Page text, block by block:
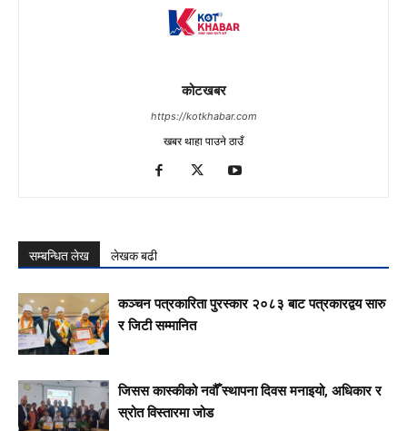
कोटखबर
https://kotkhabar.com
खबर थाहा पाउने ठाउँ
सम्बन्धित लेख लेखक बढी
कञ्चन पत्रकारिता पुरस्कार २०८३ बाट पत्रकारद्वय सारु
र जिटी सम्मानित
जिसस कास्कीको नवौँ स्थापना दिवस मनाइयो, अधिकार र
स्रोत विस्तारमा जोड